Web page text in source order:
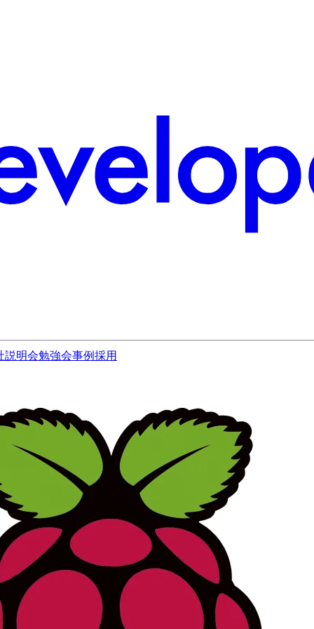
説明会勉強会事例採用